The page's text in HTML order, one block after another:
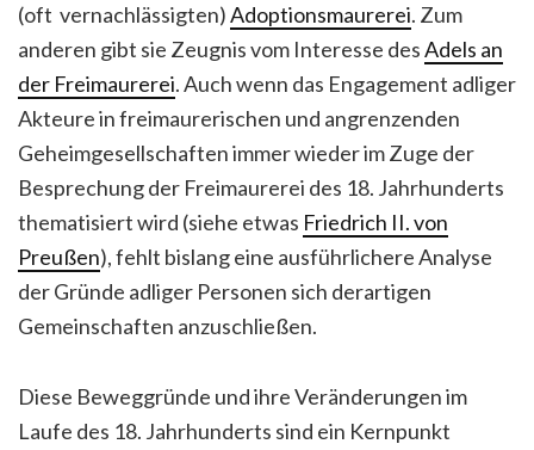
(oft vernachlässigten)Adoptionsmaurerei. Zum
anderen gibt sie Zeugnis vom Interesse desAdels an
der Freimaurerei. Auch wenn das Engagement adliger
Akteure in freimaurerischen und angrenzenden
Geheimgesellschaften immer wieder im Zuge der
Besprechung der Freimaurerei des 18. Jahrhunderts
thematisiert wird (siehe etwas Friedrich II. von
Preußen), fehlt bislang eine ausführlichere Analyse
der Gründe adliger Personen sich derartigen
Gemeinschaften anzuschließen.
Diese Beweggründe und ihre Veränderungen im
Laufe des 18. Jahrhunderts sind ein Kernpunkt